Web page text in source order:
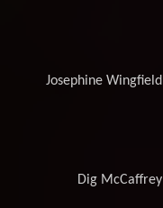
Josephine Wingfield
Dig McCaffrey